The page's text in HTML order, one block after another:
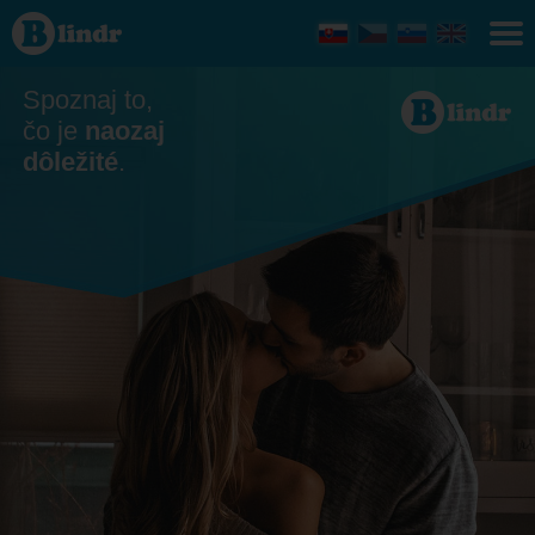
Zoznamka
- Ona
hľadá
krajSpoznaj to,
čo je naozaj
dôležité.